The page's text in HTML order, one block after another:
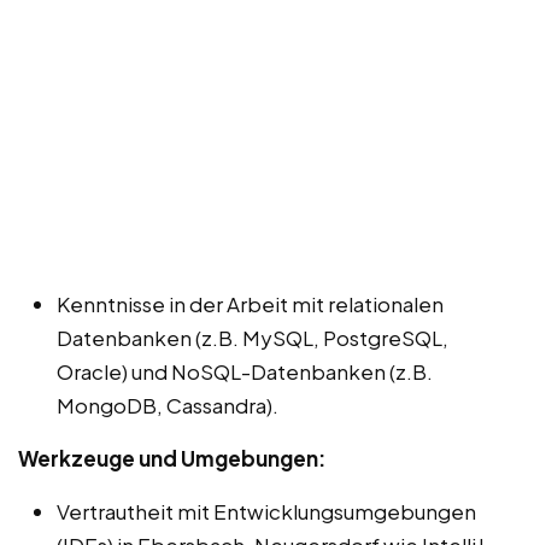
Kenntnisse in der Arbeit mit relationalen
Datenbanken (z.B. MySQL, PostgreSQL,
Oracle) und NoSQL-Datenbanken (z.B.
MongoDB, Cassandra).
Werkzeuge und Umgebungen:
Vertrautheit mit Entwicklungsumgebungen